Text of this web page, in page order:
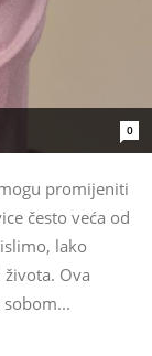
0
promijeniti
često veća od
lako
Ova